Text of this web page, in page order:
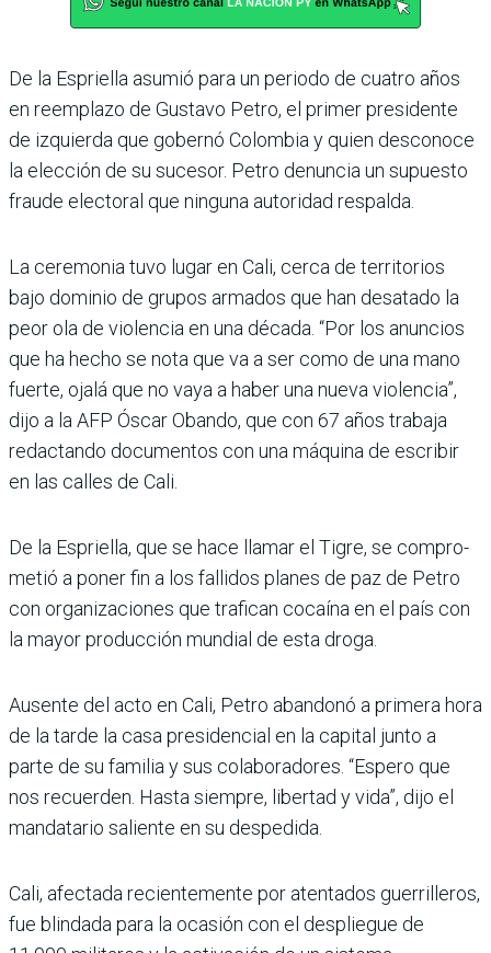
De la Espriella asumió para un periodo de cuatro años
en reemplazo de Gustavo Petro, el primer presidente
de izquierda que gobernó Colombia y quien desconoce
la elección de su sucesor. Petro denuncia un supuesto
fraude electoral que ninguna autoridad respalda.
La ceremonia tuvo lugar en Cali, cerca de territorios
bajo dominio de grupos armados que han desatado la
peor ola de violencia en una década. “Por los anuncios
que ha hecho se nota que va a ser como de una mano
fuerte, ojalá que no vaya a haber una nueva violencia”,
dijo a la AFP Óscar Obando, que con 67 años trabaja
redac­tando documentos con una máquina de escribir
en las calles de Cali.
De la Espriella, que se hace llamar el Tigre, se compro­
metió a poner fin a los falli­dos planes de paz de Petro
con organizaciones que tra­fican cocaína en el país con
la mayor producción mundial de esta droga.
Ausente del acto en Cali, Petro abandonó a primera hora
de la tarde la casa pre­sidencial en la capital junto a
parte de su familia y sus cola­boradores. “Espero que
nos recuerden. Hasta siempre, libertad y vida”, dijo el
man­datario saliente en su despe­dida.
Cali, afectada recientemente por atentados guerrilleros,
fue blindada para la ocasión con el despliegue de